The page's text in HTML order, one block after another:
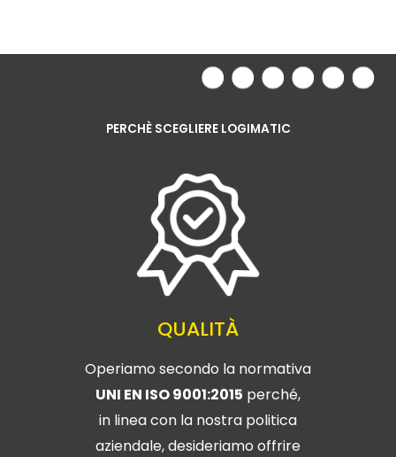
PERCHÈ SCEGLIERE LOGIMATIC
QUALITÀ
Operiamo secondo la normativa
UNI EN ISO 9001:2015 perché,
in linea con la nostra politica
aziendale, desideriamo offrire